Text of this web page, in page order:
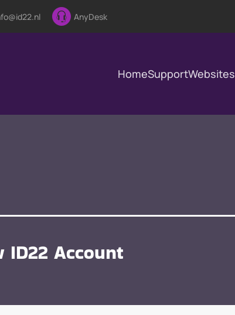
AnyDesk
HomeSupportWebsites
ID22 Account